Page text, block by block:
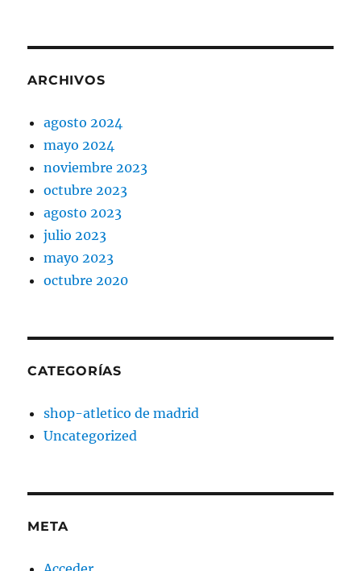
ARCHIVOS
agosto 2024
mayo 2024
noviembre 2023
octubre 2023
agosto 2023
julio 2023
mayo 2023
octubre 2020
CATEGORÍAS
shop-atletico de madrid
Uncategorized
META